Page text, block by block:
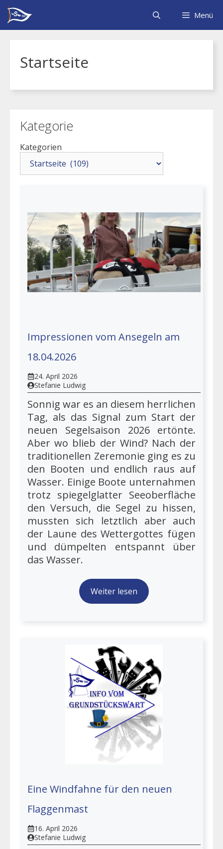
Zum
Inhalt
springen
Menü
Startseite
Kategorie
Kategorien
Impressionen vom Ansegeln am
18.04.2026
24. April 2026
Stefanie Ludwig
Sonnig war es an diesem herrlichen
Tag, als das Signal zum Start der
neuen Segelsaison 2026 ertönte.
Aber wo blieb der Wind? Nach der
traditionellen Zeremonie ging es zu
den Booten und endlich raus auf
Wasser. Einige Boote unternahmen
trotz spiegelglatter Seeoberfläche
den Versuch, die Segel zu hissen,
mussten sich letztlich aber auch
der Laune des Wettergottes fügen
und dümpelten entspannt über
das Wasser.
Weiter lesen
Eine Windfahne für den neuen
Flaggenmast
16. April 2026
Stefanie Ludwig